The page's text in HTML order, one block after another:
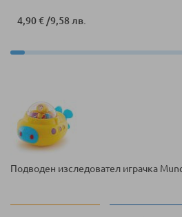
4,90 €/9,58 лв.
Подводен изследовател играчка